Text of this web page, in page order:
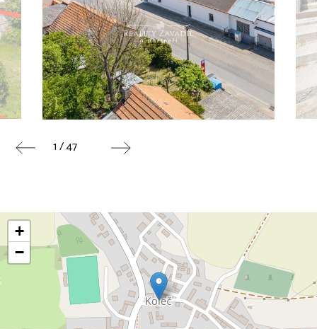
1 / 47
+
−